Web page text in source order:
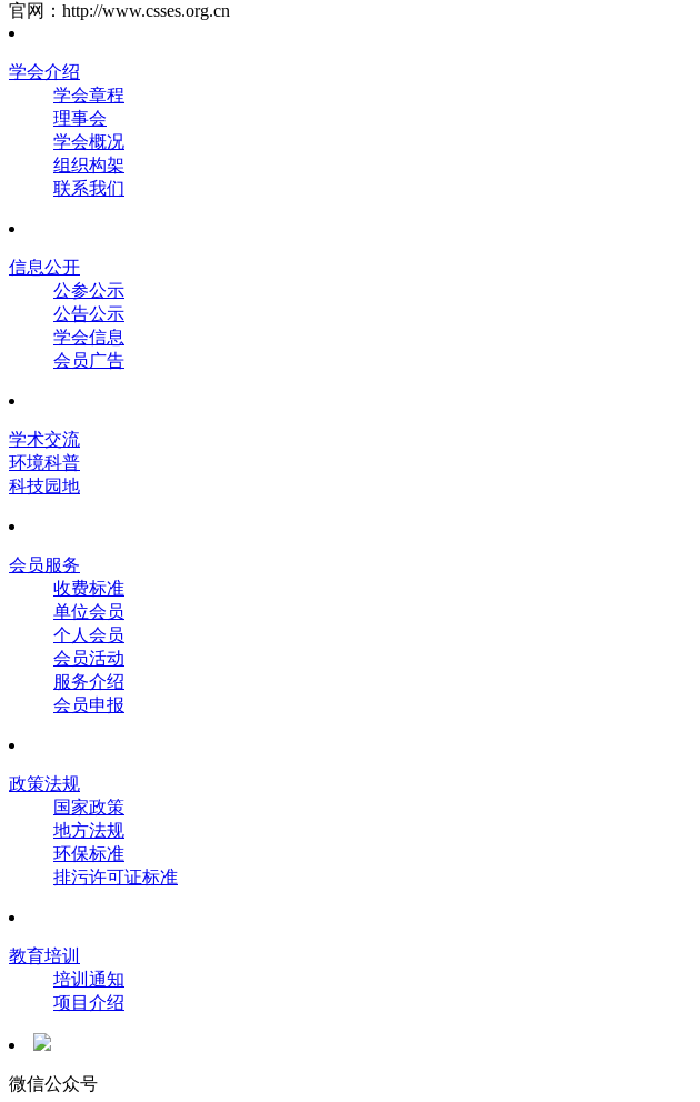
官网：http://www.csses.org.cn
学会介绍
学会章程
理事会
学会概况
组织构架
联系我们
信息公开
公参公示
公告公示
学会信息
会员广告
学术交流
环境科普
科技园地
会员服务
收费标准
单位会员
个人会员
会员活动
服务介绍
会员申报
政策法规
国家政策
地方法规
环保标准
排污许可证标准
教育培训
培训通知
项目介绍
微信公众号